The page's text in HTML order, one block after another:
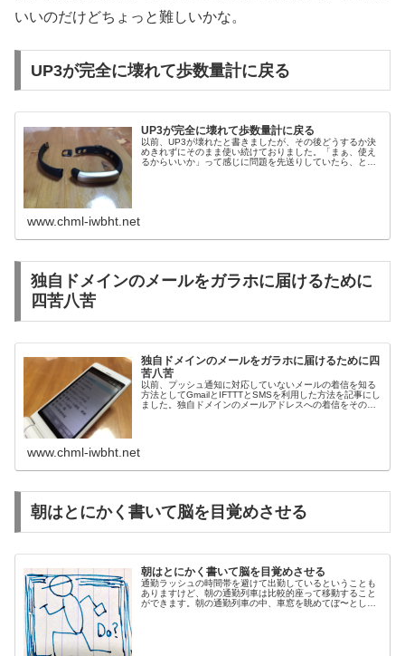
いいのだけどちょっと難しいかな。
UP3が完全に壊れて歩数量計に戻る
UP3が完全に壊れて歩数量計に戻る
以前、UP3が壊れたと書きましたが、その後どうするか決
めきれずにそのまま使い続けておりました。「まぁ、使え
るからいいか」って感じに問題を先送りしていたら、とう
www.chml-iwbht.net
独自ドメインのメールをガラホに届けるために
四苦八苦
独自ドメインのメールをガラホに届けるために四
苦八苦
以前、プッシュ通知に対応していないメールの着信を知る
方法としてGmailとIFTTTとSMSを利用した方法を記事にし
ました。独自ドメインのメールアドレスへの着信をその方
www.chml-iwbht.net
朝はとにかく書いて脳を目覚めさせる
朝はとにかく書いて脳を目覚めさせる
通勤ラッシュの時間帯を避けて出勤しているということも
ありますけど、朝の通勤列車は比較的座って移動すること
ができます。朝の通勤列車の中、車窓を眺めてぼ〜として